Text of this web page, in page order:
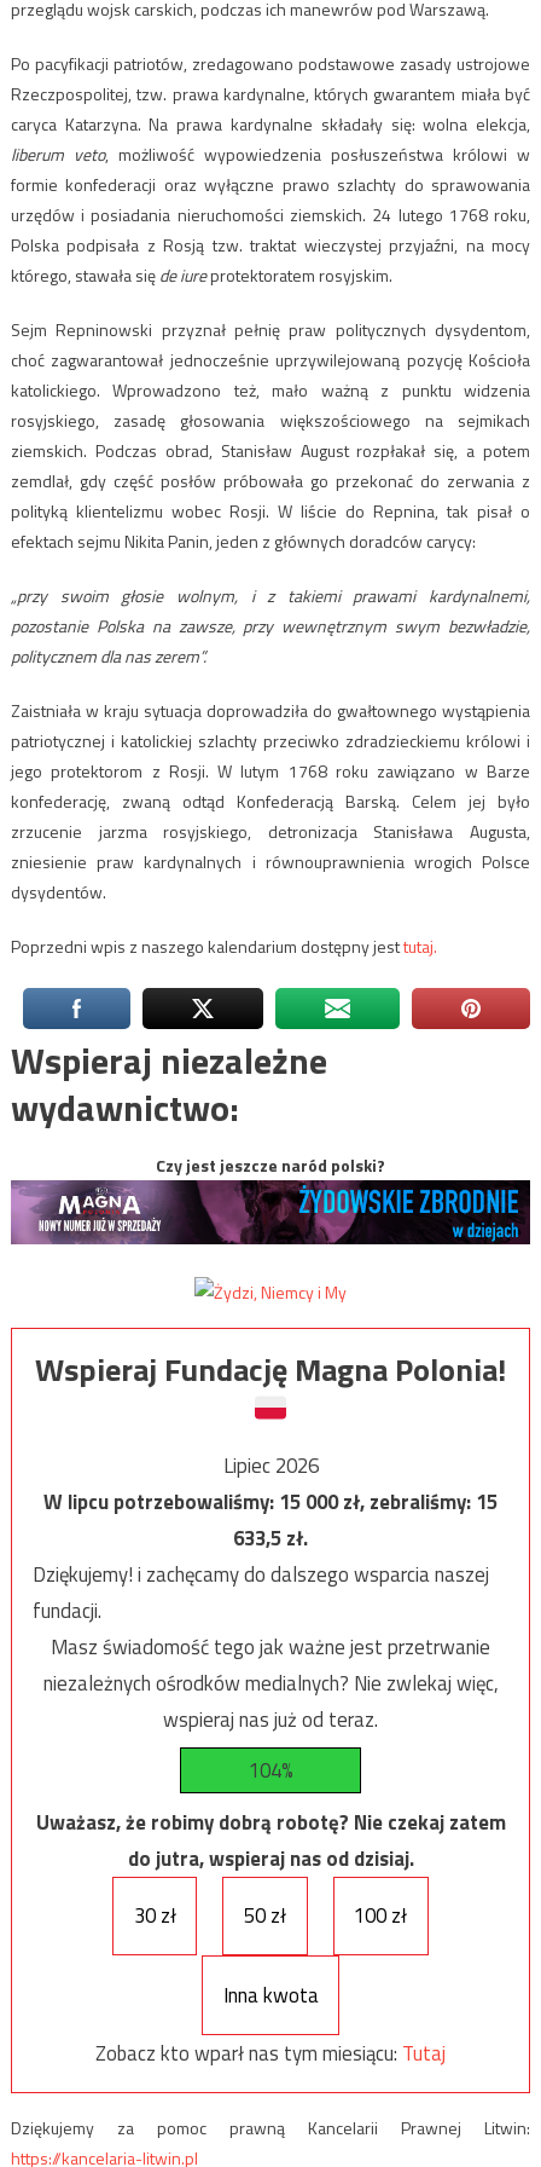
przeglądu wojsk carskich, podczas ich manewrów pod Warszawą.
Po pacyfikacji patriotów, zredagowano podstawowe zasady ustrojowe
Rzeczpospolitej, tzw. prawa kardynalne, których gwarantem miała być
caryca Katarzyna. Na prawa kardynalne składały się: wolna elekcja,
liberum veto, możliwość wypowiedzenia posłuszeństwa królowi w
formie konfederacji oraz wyłączne prawo szlachty do sprawowania
urzędów i posiadania nieruchomości ziemskich. 24 lutego 1768 roku,
Polska podpisała z Rosją tzw. traktat wieczystej przyjaźni, na mocy
którego, stawała sięde iureprotektoratem rosyjskim.
Sejm Repninowski przyznał pełnię praw politycznych dysydentom,
choć zagwarantował jednocześnie uprzywilejowaną pozycję Kościoła
katolickiego. Wprowadzono też, mało ważną z punktu widzenia
rosyjskiego, zasadę głosowania większościowego na sejmikach
ziemskich. Podczas obrad, Stanisław August rozpłakał się, a potem
zemdlał, gdy część posłów próbowała go przekonać do zerwania z
polityką klientelizmu wobec Rosji. W liście do Repnina, tak pisał o
efektach sejmu Nikita Panin, jeden z głównych doradców carycy:
„przy swoim głosie wolnym, i z takiemi prawami kardynalnemi,
pozostanie Polska na zawsze, przy wewnętrznym swym bezwładzie,
politycznem dla nas zerem”.
Zaistniała w kraju sytuacja doprowadziła do gwałtownego wystąpienia
patriotycznej i katolickiej szlachty przeciwko zdradzieckiemu królowi i
jego protektorom z Rosji. W lutym 1768 roku zawiązano w Barze
konfederację, zwaną odtąd Konfederacją Barską. Celem jej było
zrzucenie jarzma rosyjskiego, detronizacja Stanisława Augusta,
zniesienie praw kardynalnych i równouprawnienia wrogich Polsce
dysydentów.
Poprzedni wpis z naszego kalendarium dostępny jesttutaj.
Wspieraj niezależne
wydawnictwo:
Czy jest jeszcze naród polski?
Wspieraj Fundację Magna Polonia!
Lipiec 2026
W lipcu potrzebowaliśmy:15 000zł, zebraliśmy:15
633,5zł.
Dziękujemy! i zachęcamy do dalszego wsparcia naszej
fundacji.
Masz świadomość tego jak ważne jest przetrwanie
niezależnych ośrodków medialnych? Nie zwlekaj więc,
wspieraj nas już od teraz.
104%
Uważasz, że robimy dobrą robotę? Nie czekaj zatem
do jutra, wspieraj nas od dzisiaj.
30 zł
50 zł 100 zł
Inna kwota
Zobacz kto wparł nas tym miesiącu: Tutaj
Dziękujemy za pomoc prawną Kancelarii Prawnej Litwin:
https://kancelaria-litwin.pl